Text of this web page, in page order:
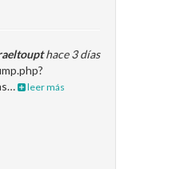
hace 3 días
leer más